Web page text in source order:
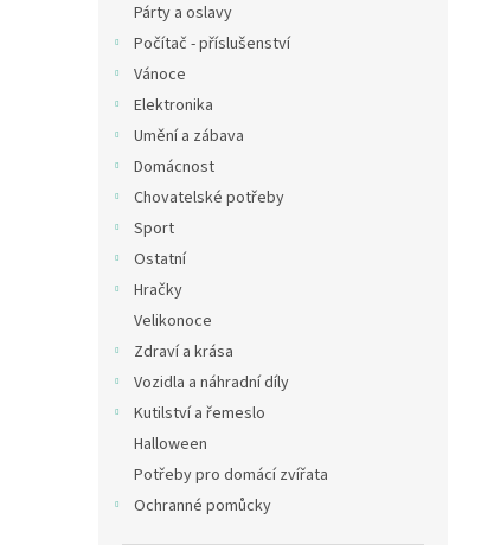
Párty a oslavy
Počítač - příslušenství
Vánoce
Elektronika
Umění a zábava
Domácnost
Chovatelské potřeby
Sport
Ostatní
Hračky
Velikonoce
Zdraví a krása
Vozidla a náhradní díly
Kutilství a řemeslo
Halloween
Potřeby pro domácí zvířata
Ochranné pomůcky